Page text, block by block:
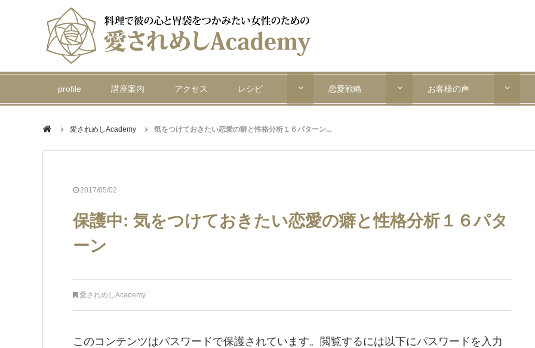
profile 講座案内 アクセス レシピ 恋愛戦略 お客様の声
愛されめしAcademy 気をつけておきたい恋愛の癖と性格分析１６パターン...
2017/05/02
保護中: 気をつけておきたい恋愛の癖と性格分析１６パタ
ーン
愛されめしAcademy
このコンテンツはパスワードで保護されています。閲覧するには以下にパスワードを入力